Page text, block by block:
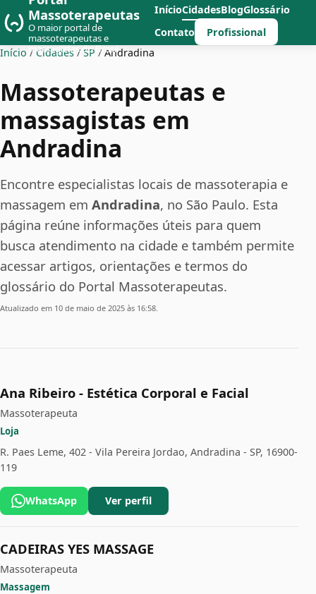
Massoterapeutas
O maior portal de
massoterapeutas e
massagistas do Brasil
InícioCidadesBlogGlossário
Contato
Profissional
Início / Cidades / SP / Andradina
Massoterapeutas e
massagistas em
Andradina
Encontre especialistas locais de massoterapia e
massagem em Andradina, no São Paulo. Esta
página reúne informações úteis para quem
busca atendimento na cidade e também permite
acessar artigos, orientações e termos do
glossário do Portal Massoterapeutas.
Atualizado em 10 de maio de 2025 às 16:58.
Ana Ribeiro - Estética Corporal e Facial
Massoterapeuta
Loja
R. Paes Leme, 402 - Vila Pereira Jordao, Andradina - SP, 16900-
119
WhatsApp Ver perfil
CADEIRAS YES MASSAGE
Massoterapeuta
Massagem